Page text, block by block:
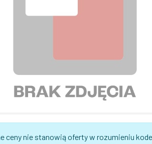
ceny nie stanowią oferty w rozumieniu